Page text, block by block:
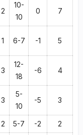
2
10-
10
0 7
1 6-7 -1 5
3
12-
18
-6 4
3
5-
10
-5 3
2 5-7 -2 2